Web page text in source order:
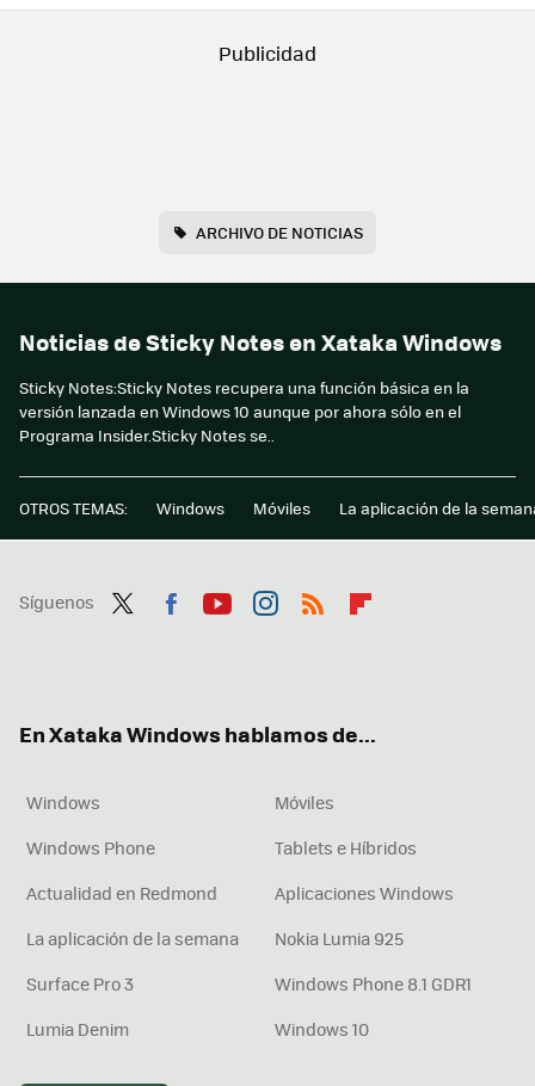
ARCHIVO DE NOTICIAS
Noticias de Sticky Notes en Xataka Windows
Sticky Notes:Sticky Notes recupera una función básica en la
versión lanzada en Windows 10 aunque por ahora sólo en el
Programa Insider.Sticky Notes se..
OTROS TEMAS: Windows Móviles La aplicación de la
Síguenos
En Xataka Windows hablamos de...
Windows
Móviles
Windows Phone
Tablets e Híbridos
Actualidad en Redmond
Aplicaciones Windows
La aplicación de la semana
Nokia Lumia 925
Surface Pro 3
Windows Phone 8.1 GDR1
Lumia Denim
Windows 10